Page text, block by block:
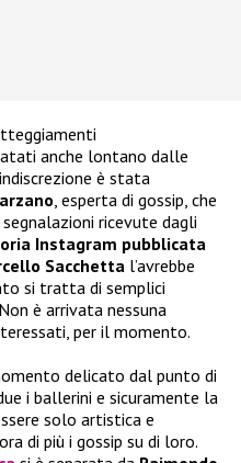
anche lontano dalle
è stata
, esperta di gossip, che
ricevute dagli
Instagram pubblicata
Sacchetta l’avrebbe
si tratta di semplici
è arrivata nessuna
per il momento.
delicato dal punto di
i ballerini e sicuramente la
solo artistica e
di più i gossip su di loro.